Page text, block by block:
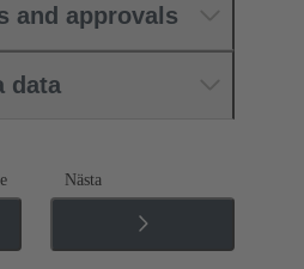
and approvals
data
Nästa